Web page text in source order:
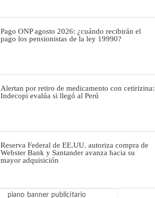
Pago ONP agosto 2026: ¿cuándo recibirán el
pago los pensionistas de la ley 19990?
Alertan por retiro de medicamento con cetirizina:
Indecopi evalúa si llegó al Perú
Reserva Federal de EE.UU. autoriza compra de
Webster Bank y Santander avanza hacia su
mayor adquisición